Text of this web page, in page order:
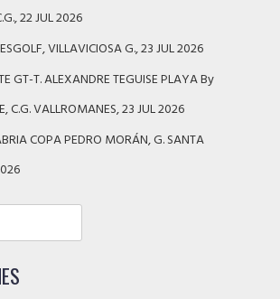
22 JUL 2026
VILLAVICIOSA G., 23 JUL 2026
GT-T. ALEXANDRE TEGUISE PLAYA By
C.G. VALLROMANES, 23 JUL 2026
COPA PEDRO MORÁN, G. SANTA